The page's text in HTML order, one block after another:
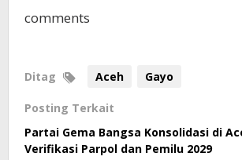
comments
Ditag Aceh Gayo
Posting Terkait
Partai Gema Bangsa Konsolidasi di
Verifikasi Parpol dan Pemilu 2029